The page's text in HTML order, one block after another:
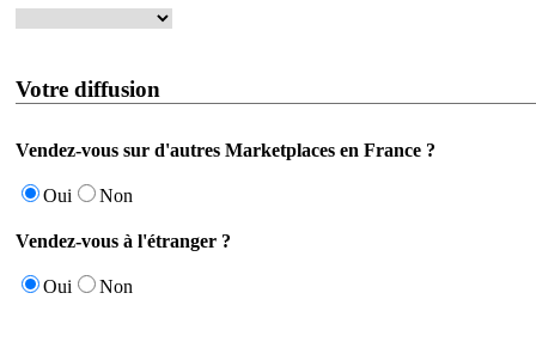
Votre diffusion
Vendez-vous sur d'autres Marketplaces en France ?
Oui Non
Vendez-vous à l'étranger ?
Oui Non